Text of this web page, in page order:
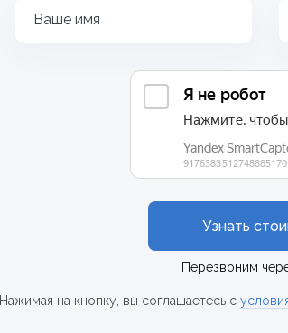
Ваше имя
Узнать
Перезвоним
Нажимая на кнопку, вы соглашаетесь с